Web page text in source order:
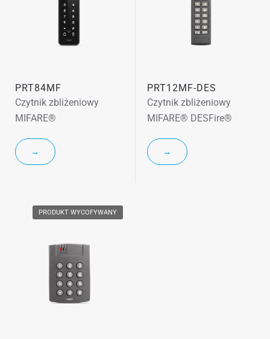
PRT84MF
Czytnik zbliżeniowy
MIFARE®
→
PRT12MF-DES
Czytnik zbliżeniowy
MIFARE® DESFire®
→
PRODUKT WYCOFYWANY